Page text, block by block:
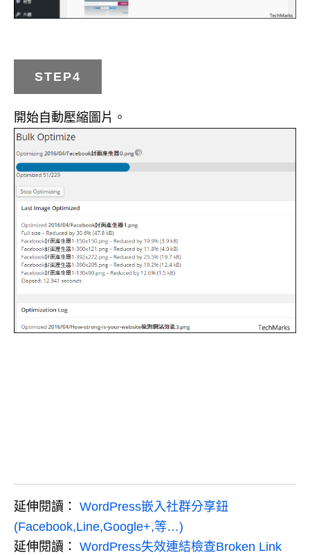
STEP4
開始自動壓縮圖片。
延伸閱讀： WordPress嵌入社群分享鈕
(Facebook,Line,Google+,等…)
延伸閱讀： WordPress失效連結檢查Broken Link